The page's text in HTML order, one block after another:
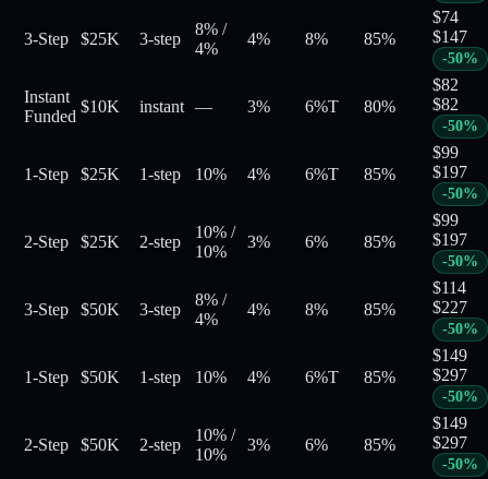
3-Step $25K 3-step
8% /
4%
4% 8% 85%
$74
$147
-50%
Instant
Funded
$10K instant — 3% 6%T 80%
$82
$82
-50%
1-Step $25K 1-step 10% 4% 6%T 85%
$99
$197
-50%
2-Step $25K 2-step
10% /
10%
3% 6% 85%
$99
$197
-50%
3-Step $50K 3-step
8% /
4%
4% 8% 85%
$114
$227
-50%
1-Step $50K 1-step 10% 4% 6%T 85%
$149
$297
-50%
2-Step $50K 2-step
10% /
10%
3% 6% 85%
$149
$297
-50%